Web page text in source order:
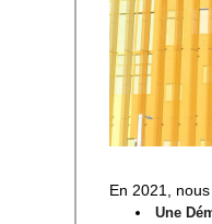
En 2021,
Une